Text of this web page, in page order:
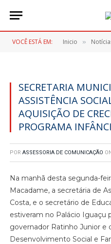
VOCÊ ESTÁ EM: Inicio »
SECRETARIA
ASSISTÊNCIA
AQUISIÇÃO DE
PROGRAMA
POR ASSESSORIA DE COMUNICAÇÃO
Na manhã desta segunda-
Macadame, a secretária de
Costa, e o secretário de
estiveram no Palácio Iguaçu
governador Ratinho Junior e
Desenvolvimento Social e